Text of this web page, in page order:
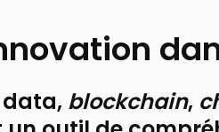
blockchain,